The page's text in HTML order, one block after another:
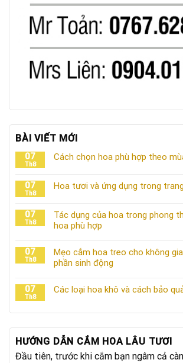
BÀI VIẾT MỚI
07
Th8
Cách chọn hoa phù hợp theo
07
Th8
Hoa tươi và ứng dụng trong
07
Th8
Tác dụng của hoa trong phong
hoa phù hợp
07
Th8
Mẹo cắm hoa treo cho không
phần sinh động
07
Th8
Các loại hoa khô và cách bảo
HƯỚNG DẪN CẮM HOA LÂU TƯƠI
Đầu tiên, trước khi cắm bạn ngâm cả